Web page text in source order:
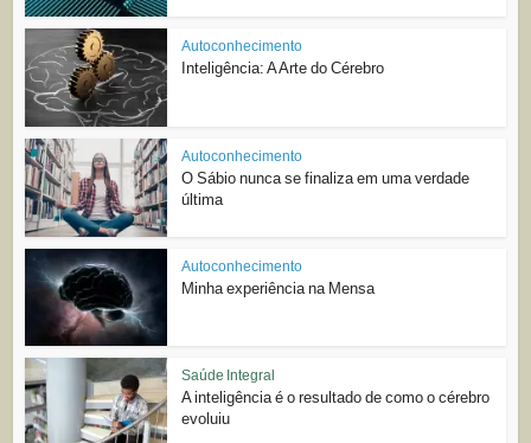
Autoconhecimento
Inteligência: A Arte do Cérebro
Autoconhecimento
O Sábio nunca se finaliza em uma verdade
última
Autoconhecimento
Minha experiência na Mensa
Saúde Integral
A inteligência é o resultado de como o cérebro
evoluiu